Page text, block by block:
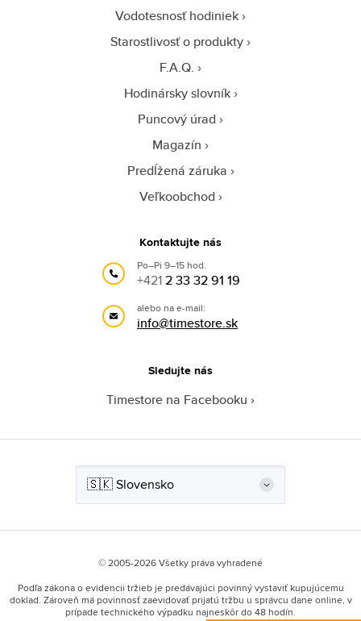
Vodotesnosť hodiniek
Starostlivosť o produkty
F.A.Q.
Hodinársky slovník
Puncový úrad
Magazín
Predĺžená záruka
Veľkoobchod
Kontaktujte nás
Po–Pi 9–15 hod.
+4212 33 32 91 19
alebo na e-mail:
info@timestore.sk
Sledujte nás
Timestore na Facebooku
© 2005-2026 Všetky práva vyhradené
Podľa zákona o evidencii tržieb je predávajúci povinný vystaviť kupujúcemu
doklad. Zároveň má povinnosť zaevidovať prijatú tržbu u správcu dane online, v
prípade technického výpadku najneskôr do 48 hodín.